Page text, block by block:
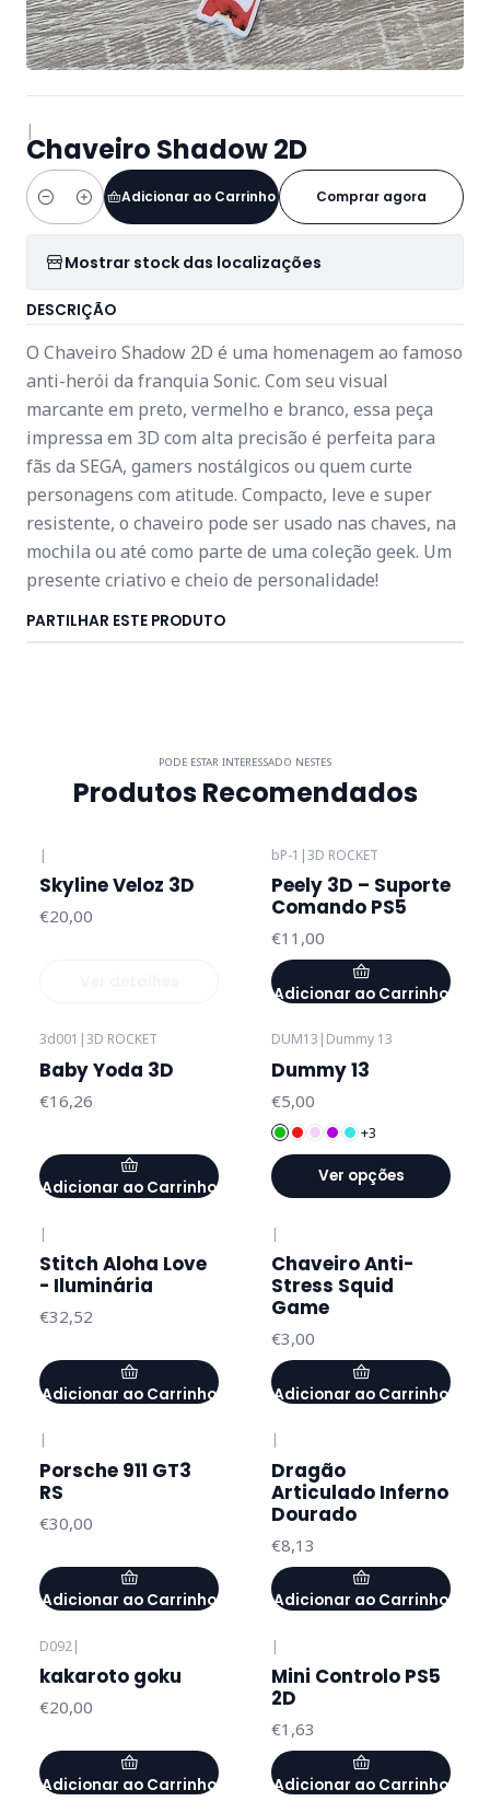
|
Chaveiro Shadow 2D
Quantidade
Adicionar ao Carrinho Comprar agora
Mostrar stock das localizações
DESCRIÇÃO
O Chaveiro Shadow 2D é uma homenagem ao famoso
anti-herói da franquia Sonic. Com seu visual
marcante em preto, vermelho e branco, essa peça
impressa em 3D com alta precisão é perfeita para
fãs da SEGA, gamers nostálgicos ou quem curte
personagens com atitude. Compacto, leve e super
resistente, o chaveiro pode ser usado nas chaves, na
mochila ou até como parte de uma coleção geek. Um
presente criativo e cheio de personalidade!
PARTILHAR ESTE PRODUTO
PODE ESTAR INTERESSADO NESTES
Produtos Recomendados
Esgotado
|
Skyline Veloz 3D
€20,00
bP-1 |3D ROCKET
Peely 3D – Suporte
Comando PS5
€11,00
Adicionar ao Carrinho
3d001 |3D ROCKET
Baby Yoda 3D
€16,26
Adicionar ao Carrinho
DUM13 | Dummy 13
Dummy 13
€5,00
+3
Ver opções
|
Stitch Aloha Love
- Iluminária
€32,52
Adicionar ao Carrinho
|
Chaveiro Anti-
Stress Squid
Game
€3,00
Adicionar ao Carrinho
|
Porsche 911 GT3
RS
€30,00
Adicionar ao Carrinho
|
Dragão
Articulado Inferno
Dourado
€8,13
Adicionar ao Carrinho
D092|
kakaroto goku
€20,00
Adicionar ao Carrinho
|
Mini Controlo PS5
2D
€1,63
Adicionar ao Carrinho